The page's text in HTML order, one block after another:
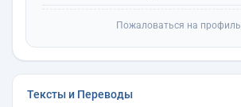
Пожаловаться на профиль
Тексты и Переводы